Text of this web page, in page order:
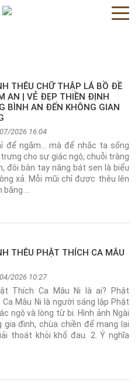
THÊU CHỮ THẬP LÁ BỒ ĐỀ
AN | VẺ ĐẸP THIỀN ĐỊNH
BÌNH AN ĐẾN KHÔNG GIAN
2026 16:04
để ngắm... mà để nhắc ta sống
cho sự giác ngộ, chuỗi tràng
đôi bàn tay nâng bát sen là biểu
xả. Mỗi mũi chỉ được thêu lên
…
THÊU PHẬT THÍCH CA MÂU
2026 10:27
Thích Ca Mâu Ni là ai? Phật
Ca Mâu Ni là người sáng lập Phật
ngộ và lòng từ bi. Hình ảnh Ngài
đình, chùa chiền để mang lại
thoát khỏi khổ đau. 2. Ý nghĩa